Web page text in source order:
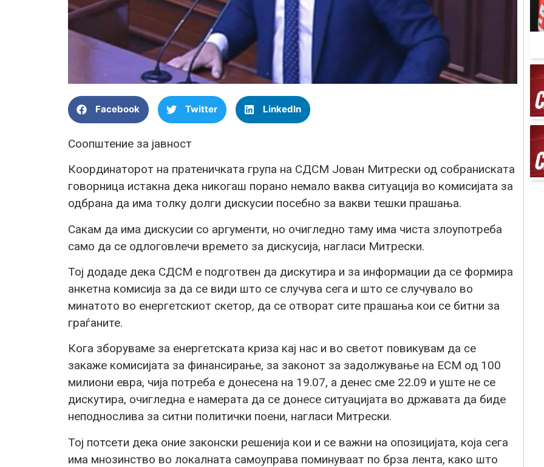
Facebook Twitter LinkedIn
Соопштение за јавност
Координаторот на пратеничката група на СДСМ Јован Митрески од собраниската
говорница истакна дека никогаш порано немало ваква ситуација во комисијата за
одбрана да има толку долги дискусии посебно за вакви тешки прашања.
Сакам да има дискусии со аргументи, но очигледно таму има чиста злоупотреба
само да се одлоговлечи времето за дискусија, нагласи Митрески.
Тој додаде дека СДСМ е подготвен да дискутира и за информации да се формира
анкетна комисија за да се види што се случува сега и што се случувало во
минатото во енергетскиот скетор, да се отворат сите прашања кои се битни за
граѓаните.
Кога зборуваме за енергетската криза кај нас и во светот повикувам да се
закаже комисијата за финансирање, за законот за задолжување на ЕСМ од 100
милиони евра, чија потреба е донесена на 19.07, а денес сме 22.09 и уште не се
дискутира, очигледна е намерата да се донесе ситуацијата во државата да биде
неподнослива за ситни политички поени, нагласи Митрески.
Тој потсети дека оние законски решенија кои и се важни на опозицијата, која сега
има мнозинство во локалната самоуправа поминуваат по брза лента, како што